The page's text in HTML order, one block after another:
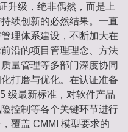
升级，绝非偶然，而是上
续创新的必然结果。一直
理体系建设，不断加大在
沿的项目管理理念、方法
量管理等多部门深度协同
打磨与优化。在认证准备
级最新标准，对软件产品
控制等各个关键环节进行
覆盖 CMMI 模型要求的